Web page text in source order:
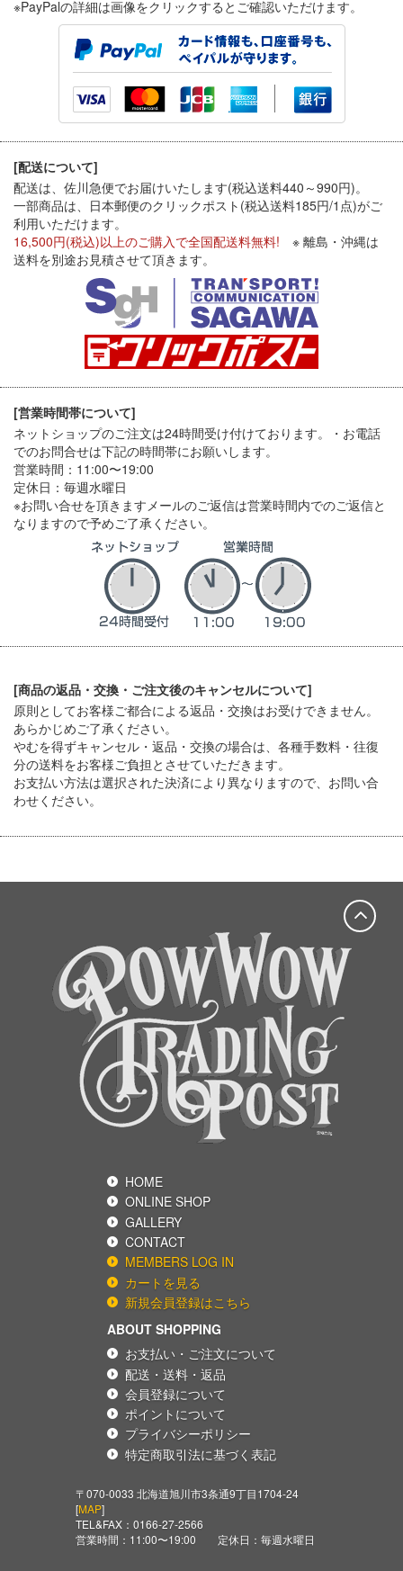
※PayPalの詳細は画像をクリックするとご確認いただけます。
[配送について]
配送は、佐川急便でお届けいたします(税込送料440～990円)。
一部商品は、日本郵便のクリックポスト(税込送料185円/1点)がご
利用いただけます。
16,500円(税込)以上のご購入で全国配送料無料! ※ 離島・沖縄は
送料を別途お見積させて頂きます。
[営業時間帯について]
ネットショップのご注文は24時間受け付けております。・お電話
でのお問合せは下記の時間帯にお願いします。
営業時間：11:00〜19:00
定休日：毎週水曜日
※お問い合せを頂きますメールのご返信は営業時間内でのご返信と
なりますので予めご了承ください。
[商品の返品・交換・ご注文後のキャンセルについて]
原則としてお客様ご都合による返品・交換はお受けできません。
あらかじめご了承ください。
やむを得ずキャンセル・返品・交換の場合は、各種手数料・往復
分の送料をお客様ご負担とさせていただきます。
お支払い方法は選択された決済により異なりますので、お問い合
わせください。
HOME
GALLERY
ONLINE SHOP
CONTACT
MEMBERS LOG IN
新規会員登録はこちら
カートを見る
ABOUT SHOPPING
お支払い・ご注文について
会員登録について
プライバシーポリシー
配送・送料・返品
ポイントについて
特定商取引法に基づく表記
〒070-0033 北海道旭川市3条通9丁目1704-24
[MAP]
TEL&FAX： 0166-27-2566
営業時間：11:00〜19:00 定休日：毎週水曜日